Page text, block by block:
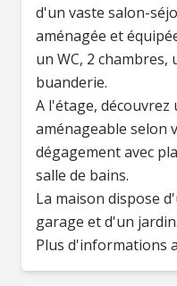
d'un vaste salon-
aménagée et
un WC, 2 chambres,
buanderie.
A l'étage, découvrez
aménageable selon
dégagement avec
salle de bains.
La maison dispose
garage et d'un jardin.
Plus d'informations